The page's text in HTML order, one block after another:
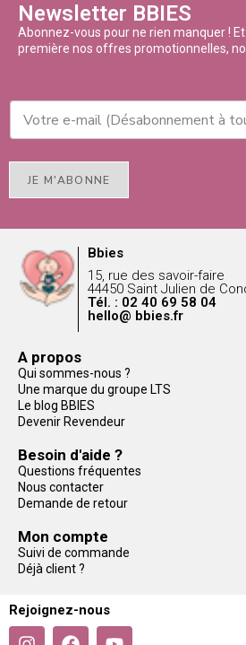
Newsletter BBIES
Abonnez-vous pour ne rien manquer !
première nos offres promotionnelles,
JE M'ABONNE
Bbies
15, rue des savoir-faire
44450 Saint Julien de
Tél. : 02 40 69 58 04
hello@ bbies.fr
A propos
Qui sommes-nous ?
Une marque du groupe LTS
Le blog BBIES
Devenir Revendeur
Besoin d'aide ?
Questions fréquentes
Nous contacter
Demande de retour
Mon compte
Suivi de commande
Déjà client ?
Rejoignez-nous